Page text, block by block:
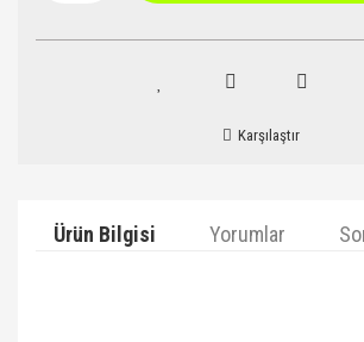
Karşılaştır
Ürün Bilgisi Yorumlar